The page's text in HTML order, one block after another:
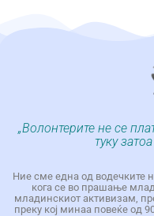
„Волонтерите не се
туку
Ние сме една од водечките
кога се во прашање
младинскиот активизам,
преку кој минаа повеќе од